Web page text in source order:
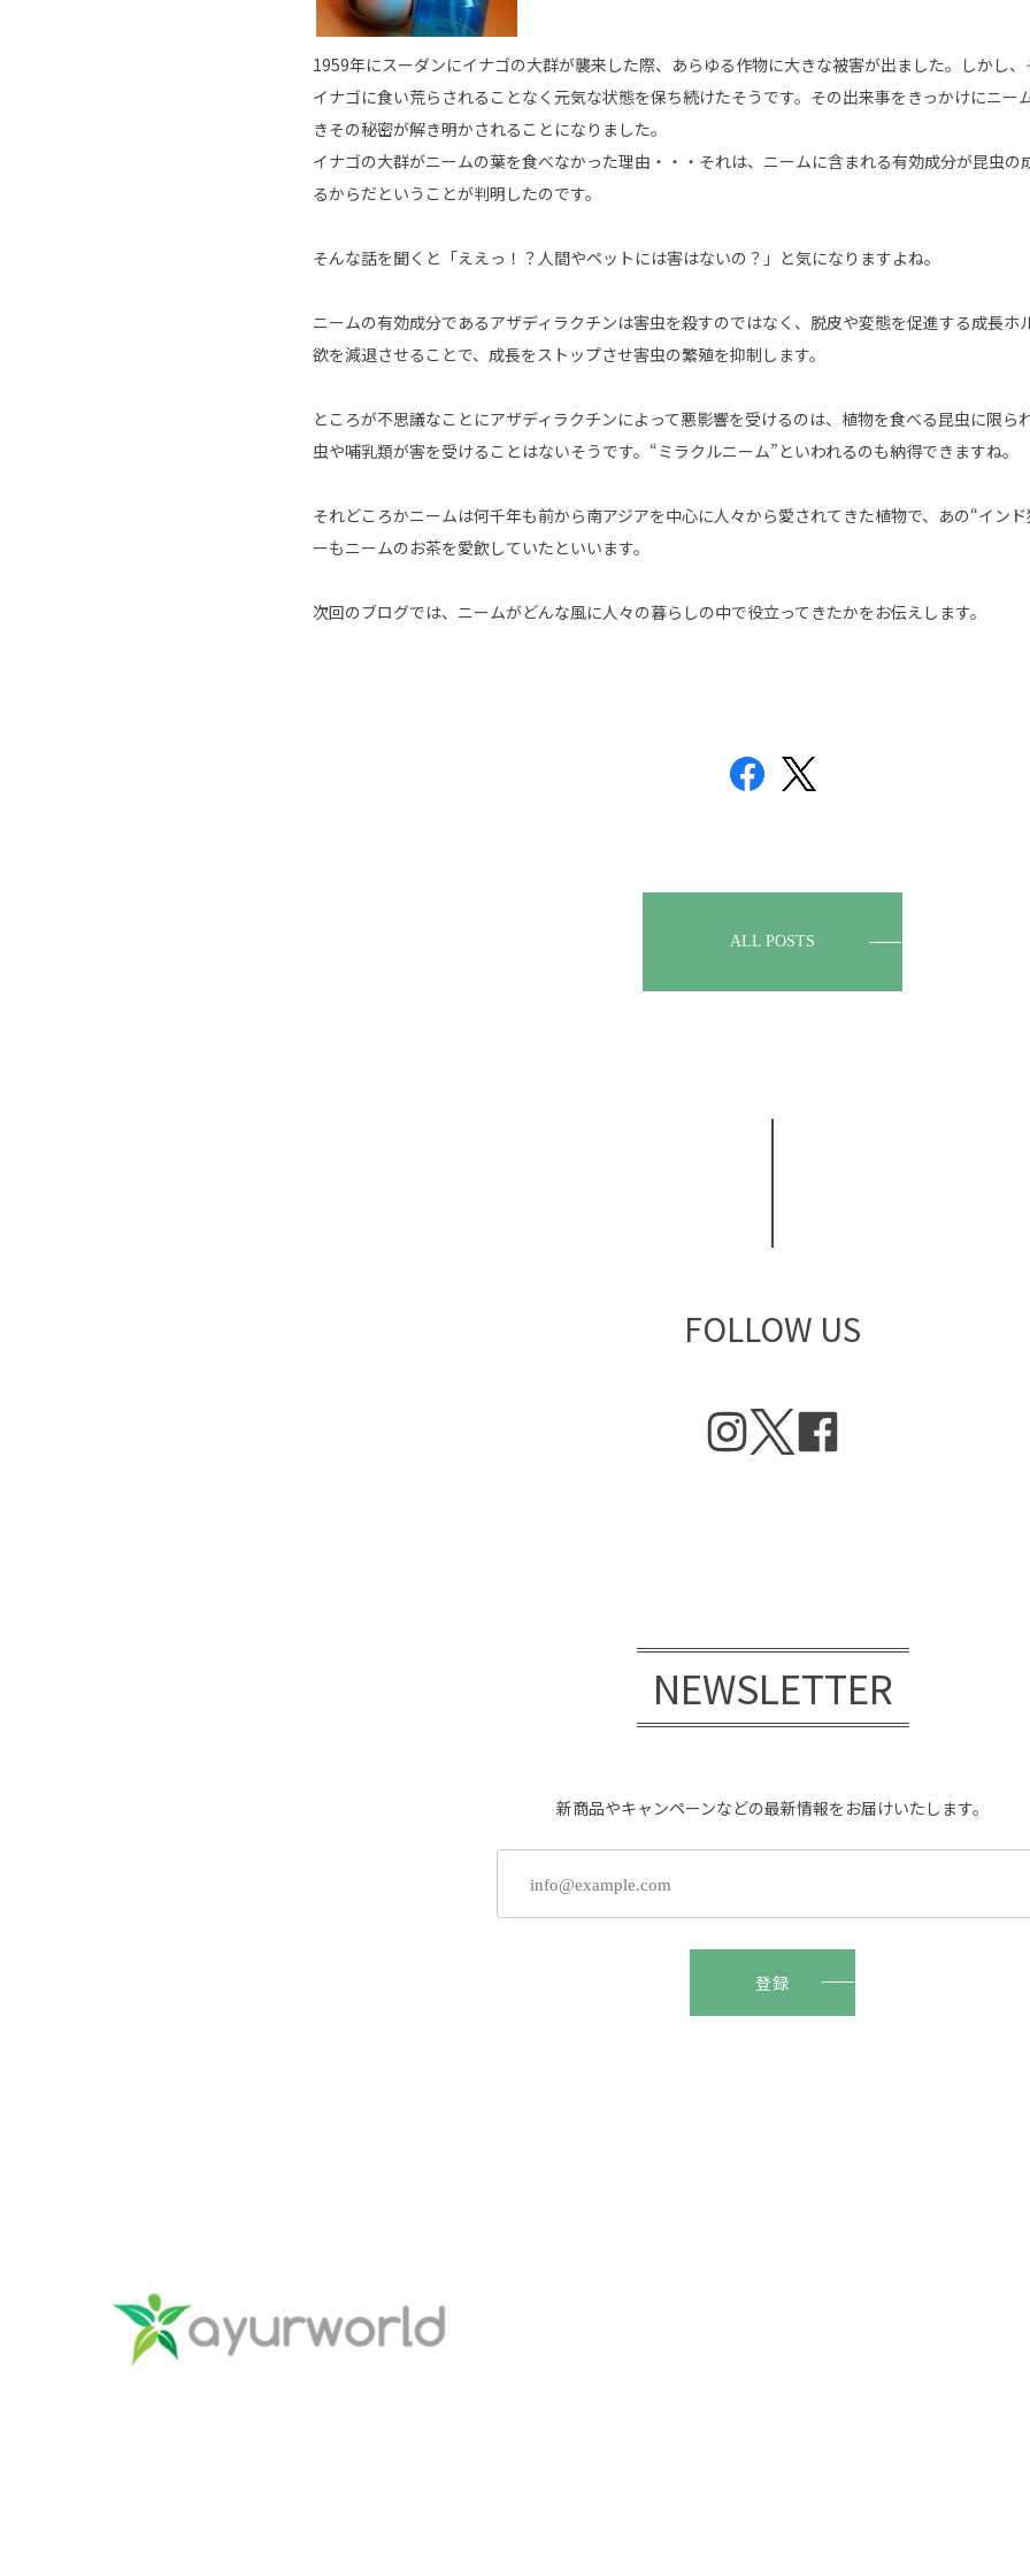
1959年にスーダンにイナゴの大群が襲来した際、あらゆる作物に大きな被害が出ました。しかし
イナゴに食い荒らされることなく元気な状態を保ち続けたそうです。その出来事をきっかけにニー
きその秘密が解き明かされることになりました。
イナゴの大群がニームの葉を食べなかった理由・・・それは、ニームに含まれる有効成分が昆虫の
るからだということが判明したのです。
そんな話を聞くと「ええっ！？人間やペットには害はないの？」と気になりますよね。
ニームの有効成分であるアザディラクチンは害虫を殺すのではなく、脱皮や変態を促進する成長ホ
欲を減退させることで、成長をストップさせ害虫の繁殖を抑制します。
ところが不思議なことにアザディラクチンによって悪影響を受けるのは、植物を食べる昆虫に限ら
虫や哺乳類が害を受けることはないそうです。“ミラクルニーム”といわれるのも納得できますね。
それどころかニームは何千年も前から南アジアを中心に人々から愛されてきた植物で、あの“イン
ーもニームのお茶を愛飲していたといいます。
次回のブログでは、ニームがどんな風に人々の暮らしの中で役立ってきたかをお伝えします。
ALL POSTS
FOLLOW US
NEWSLETTER
新商品やキャンペーンなどの最新情報をお届けいたします。
登録